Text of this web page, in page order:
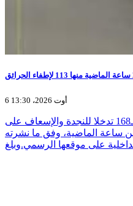
6 أوت 2026، 13:30
قامت وحدات الحماية المدنية بـ168 تدخلا للنجدة والإسعاف على
ساعة الماضية، وفق ما نشرته